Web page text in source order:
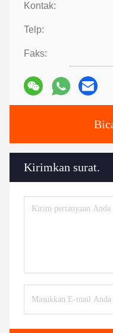
Kontak:
Telp:
Faks:
Kirimkan surat.